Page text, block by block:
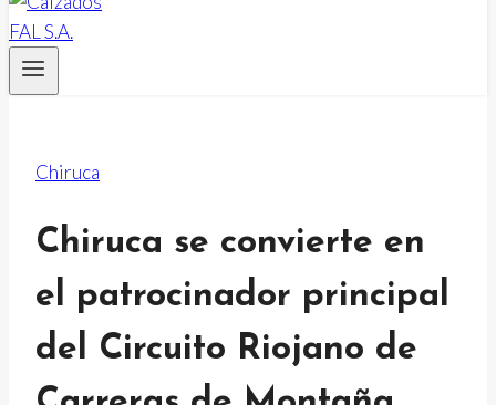
Chiruca
Chiruca se convierte en
el patrocinador principal
del Circuito Riojano de